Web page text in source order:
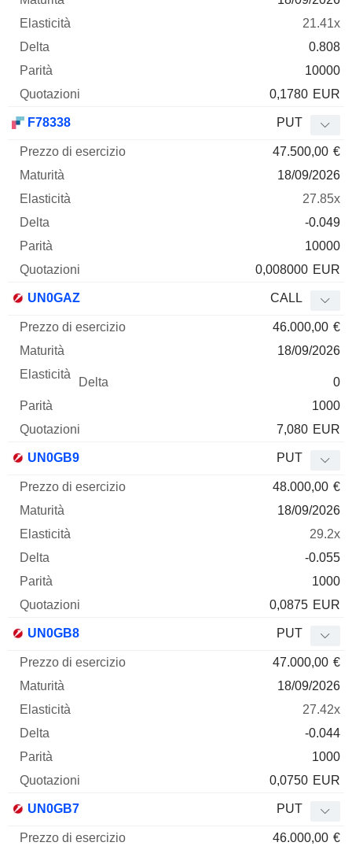
21.41x
0.808
10000
0,1780 EUR
F78338 PUT
47.500,00 €
18/09/2026
27.85x
-0.049
10000
0,008000 EUR
UN0GAZ CALL
46.000,00 €
18/09/2026
0
1000
7,080 EUR
UN0GB9 PUT
48.000,00 €
18/09/2026
29.2x
-0.055
1000
0,0875 EUR
UN0GB8 PUT
47.000,00 €
18/09/2026
27.42x
-0.044
1000
0,0750 EUR
UN0GB7 PUT
46.000,00 €